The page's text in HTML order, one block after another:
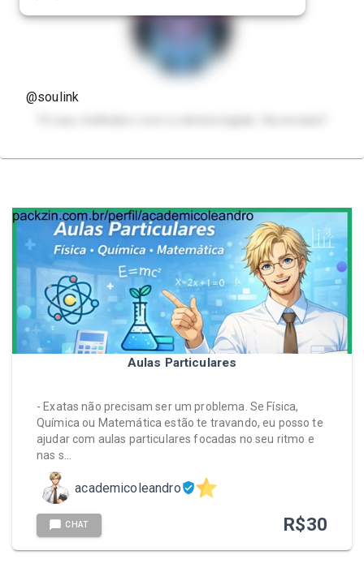
@soulink
Aulas Particulares
- Exatas não precisam ser um problema. Se Física,
Química ou Matemática estão te travando, eu posso te
ajudar com aulas particulares focadas no seu ritmo e
nas s…
academicoleandro
CHAT R$30